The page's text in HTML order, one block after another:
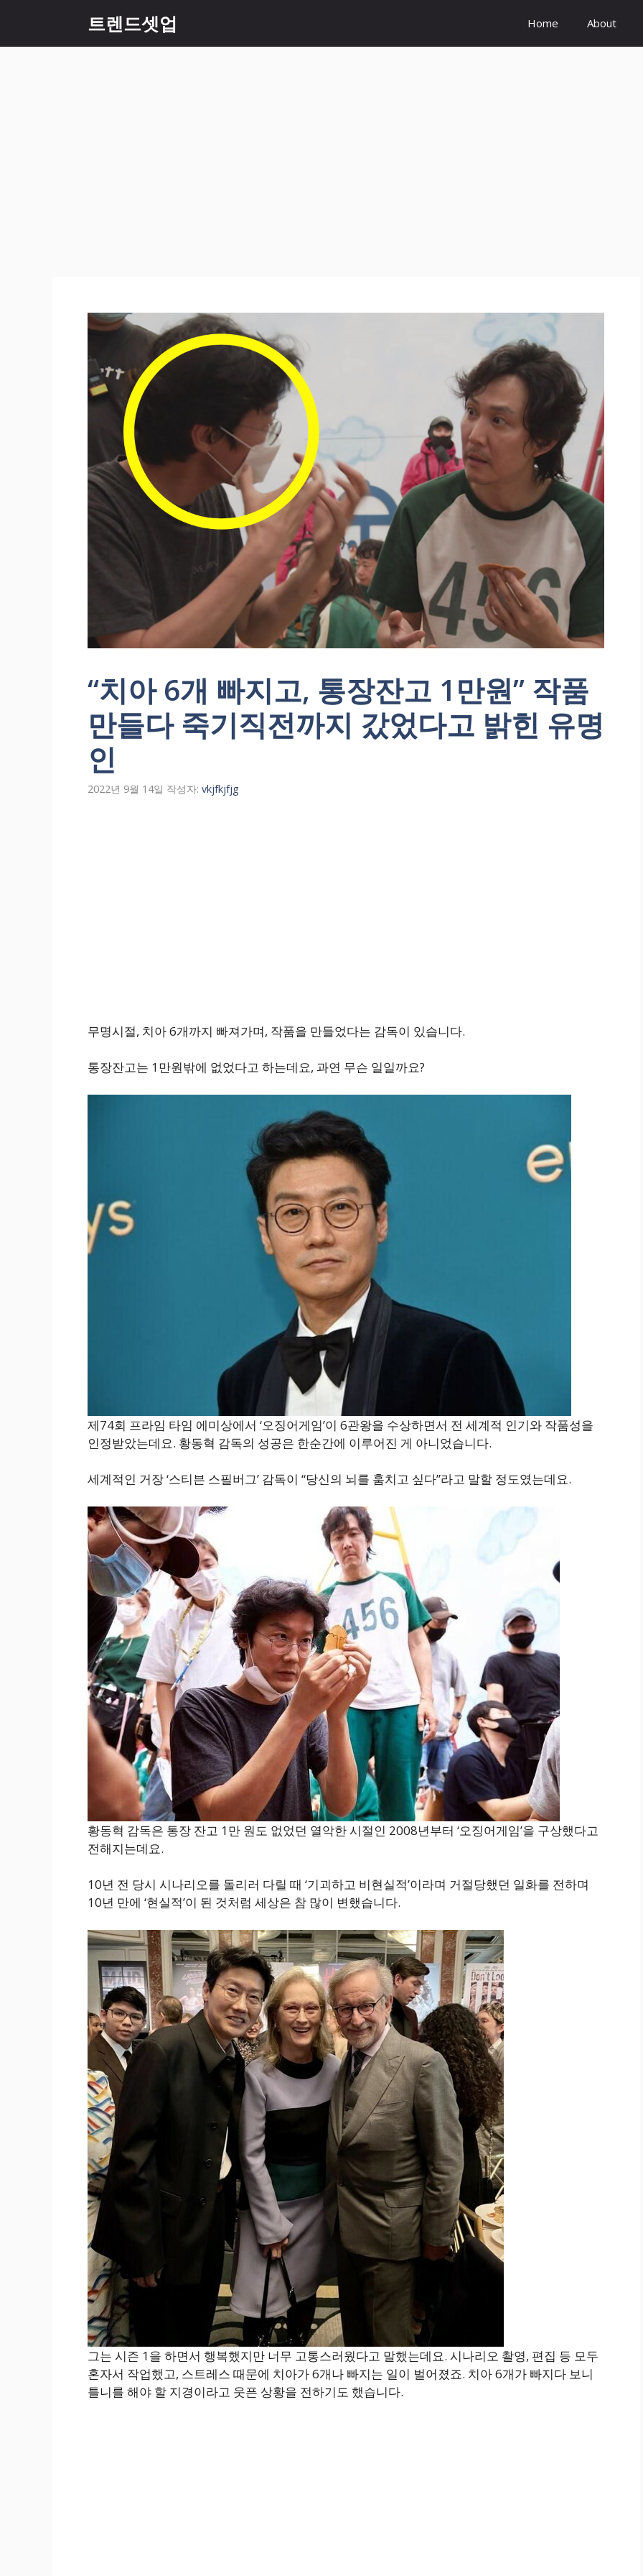
츠
트렌드셋업 Home About
“치아 6개 빠지고, 통장잔고 1만원” 작품
만들다 죽기직전까지 갔었다고 밝힌 유명
인
2022년 9월 14일 작성자: vkjfkjfjg
무명시절, 치아 6개까지 빠져가며, 작품을 만들었다는 감독이 있습니다.
통장잔고는 1만원밖에 없었다고 하는데요, 과연 무슨 일일까요?
제74회 프라임 타임 에미상에서 ‘오징어게임’이 6관왕을 수상하면서 전 세계적 인기와 작품성을
인정받았는데요. 황동혁 감독의 성공은 한순간에 이루어진 게 아니었습니다.
세계적인 거장 ‘스티븐 스필버그’ 감독이 “당신의 뇌를 훔치고 싶다”라고 말할 정도였는데요.
황동혁 감독은 통장 잔고 1만 원도 없었던 열악한 시절인 2008년부터 ‘오징어게임’을 구상했다고
전해지는데요.
10년 전 당시 시나리오를 돌리러 다릴 때 ‘기괴하고 비현실적’이라며 거절당했던 일화를 전하며
10년 만에 ‘현실적’이 된 것처럼 세상은 참 많이 변했습니다.
그는 시즌 1을 하면서 행복했지만 너무 고통스러웠다고 말했는데요. 시나리오 촬영, 편집 등 모두
혼자서 작업했고, 스트레스 때문에 치아가 6개나 빠지는 일이 벌어졌죠. 치아 6개가 빠지다 보니
틀니를 해야 할 지경이라고 웃픈 상황을 전하기도 했습니다.